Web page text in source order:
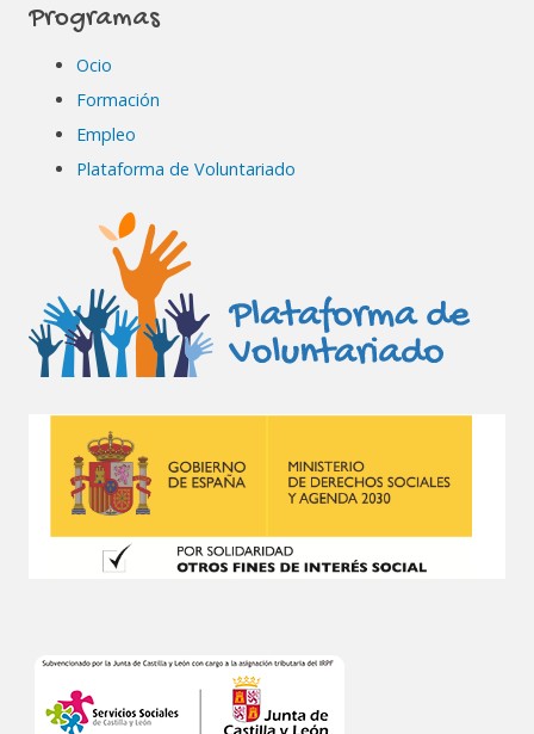
Programas
Ocio
Formación
Empleo
Plataforma de Voluntariado